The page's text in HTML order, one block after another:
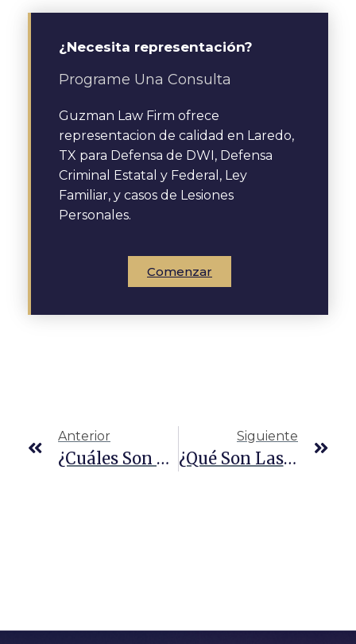
¿Necesita representación?
Programe Una Consulta
Guzman Law Firm ofrece
representacion de calidad en Laredo,
TX para Defensa de DWI, Defensa
Criminal Estatal y Federal, Ley
Familiar, y casos de Lesiones
Personales.
Comenzar
Anterior
¿Cuáles Son Las Penas Para Los Reincidentes Por Marihuana En Texas?
Siguiente
¿Qué Son Las Directrices Federales Para La Imposición De Penas Por Tráfico De Drogas?